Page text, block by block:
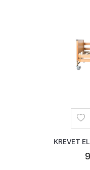
KREVET